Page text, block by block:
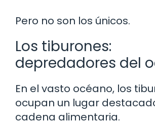
Pero no son los únicos.
Los tiburones:
depredadores del
En el vasto océano, los
ocupan un lugar
cadena alimentaria.